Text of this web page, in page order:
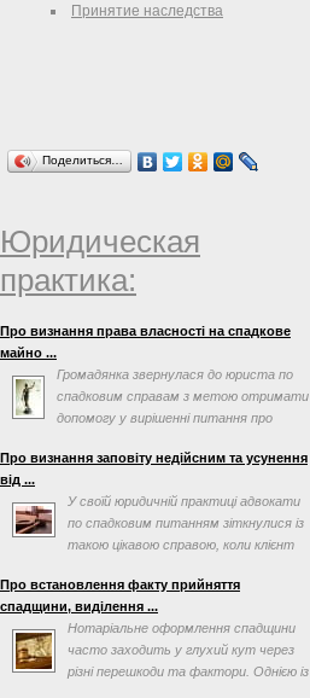
Принятие наследства
Поделиться…
Юридическая
практика:
Про визнання права власності на спадкове
майно ...
Громадянка звернулася до юриста по
спадковим справам з метою отримати
допомогу у вирішенні питання про
Про визнання заповіту недійсним та усунення
від ...
У своїй юридичній практиці адвокати
по спадковим питанням зіткнулися із
такою цікавою справою, коли клієнт
Про встановлення факту прийняття
спадщини, виділення ...
Нотаріальне оформлення спадщини
часто заходить у глухий кут через
різні перешкоди та фактори. Однією із